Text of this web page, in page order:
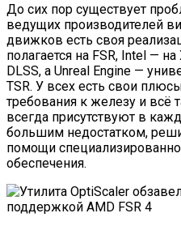
До сих пор существует
ведущих производителей
движков есть своя
полагается на FSR, Intel —
DLSS, а Unreal Engine —
TSR. У всех есть свои
требования к железу и всё
всегда присутствуют в
большим недостатком,
помощи
обеспечения.